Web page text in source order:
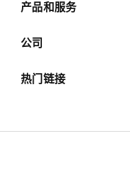
产品和服务
公司
热门链接